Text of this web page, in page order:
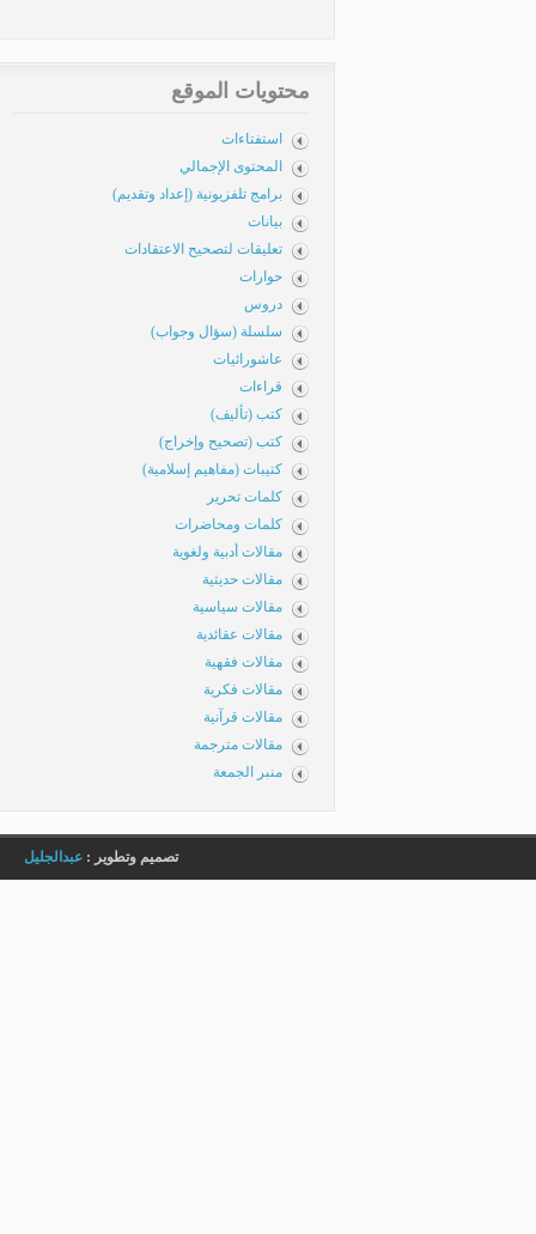
محتويات الموقع
استفتاءات
المحتوى الإجمالي
برامج تلفزيونية (إعداد وتقديم)
بيانات
تعليقات لتصحيح الاعتقادات
حوارات
دروس
سلسلة (سؤال وجواب)
عاشورائيات
قراءات
كتب (تأليف)
كتب (تصحيح وإخراج)
كتيبات (مفاهيم إسلامية)
كلمات تحرير
كلمات ومحاضرات
مقالات أدبية ولغوية
مقالات حديثية
مقالات سياسية
مقالات عقائدية
مقالات فقهية
مقالات فكرية
مقالات قرآنية
مقالات مترجمة
منبر الجمعة
تصميم وتطوير : عبدالجليل